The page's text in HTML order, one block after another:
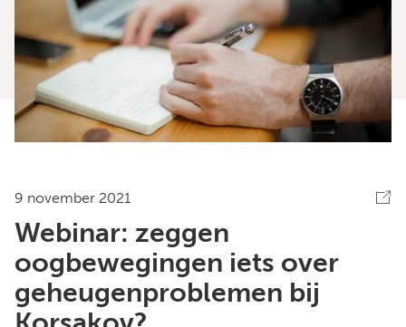
9 november 2021
Webinar: zeggen
oogbewegingen iets over
geheugenproblemen bij